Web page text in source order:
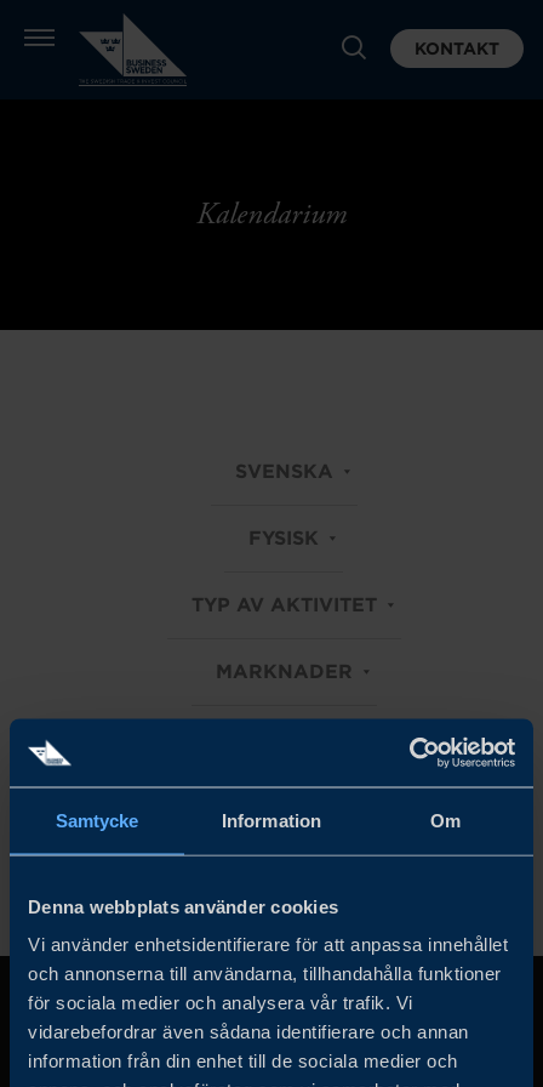
Samtycke Information Om
Denna webbplats använder cookies
Vi använder enhetsidentifierare för att anpassa innehållet
och annonserna till användarna, tillhandahålla funktioner
för sociala medier och analysera vår trafik. Vi
vidarebefordrar även sådana identifierare och annan
information från din enhet till de sociala medier och
KONTAKT
Kalendarium
SVENSKA
FYSISK
TYP AV AKTIVITET
MARKNADER
Rensa alla filter